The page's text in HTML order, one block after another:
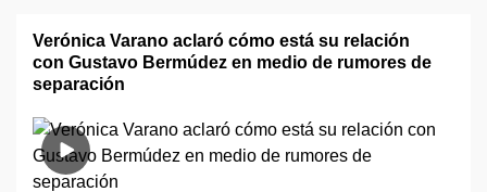
Verónica Varano aclaró cómo está su relación
con Gustavo Bermúdez en medio de rumores de
separación